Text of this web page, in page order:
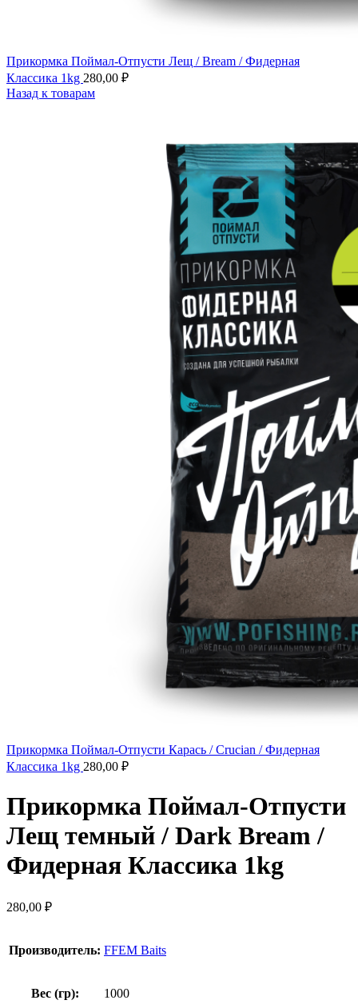
Прикормка Поймал-Отпусти Лещ / Bream / Фидерная
Классика 1kg 280,00 ₽
Назад к товарам
Прикормка Поймал-Отпусти Карась / Crucian / Фидерная
Классика 1kg 280,00 ₽
Прикормка Поймал-Отпусти
Лещ темный / Dark Bream /
Фидерная Классика 1kg
280,00 ₽
Производитель: FFEM Baits
Вес (гр): 1000